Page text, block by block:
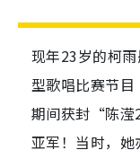
现年23岁的柯
型歌唱比赛节
期间获封“陈滢
亚军！当时，